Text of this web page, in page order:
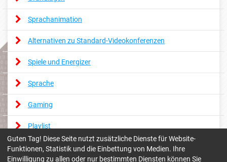
Sprachanimation
Alternativen zu Standard-Videokonferenzen
Spiele und Energizer
Sprache
Gaming
Playlist
Guten Tag! Diese Seite nutzt zusätzliche Dienste für Website-
Funktionen, Statistik und die Einbettung von Medien. Ihre
Einwilligung zu allen oder nur bestimmten Diensten können Sie